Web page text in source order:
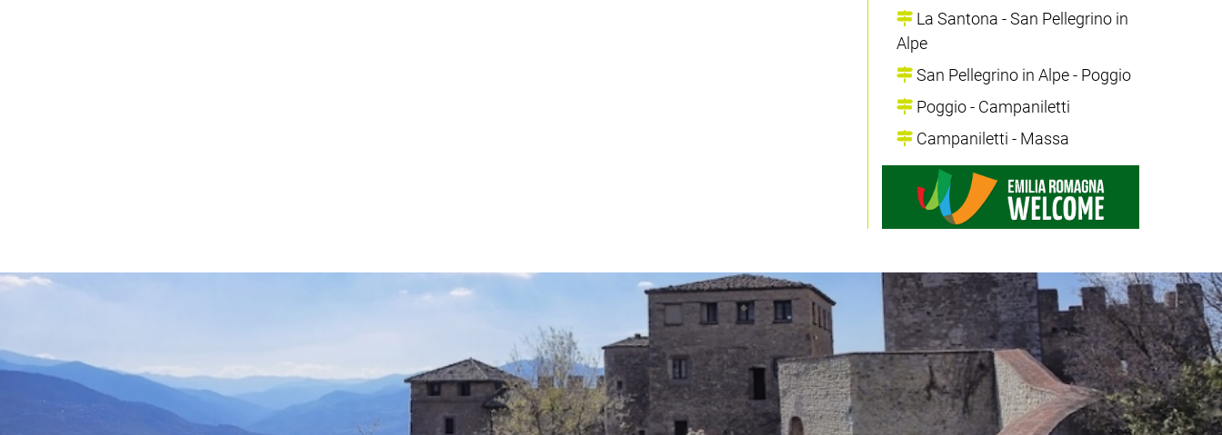
La Santona - San Pellegrino in
Alpe
San Pellegrino in Alpe - Poggio
Poggio - Campaniletti
Campaniletti - Massa